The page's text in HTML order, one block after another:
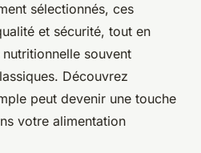
sélectionnés, ces
et sécurité, tout en
souvent
Découvrez
peut devenir une touche
votre alimentation